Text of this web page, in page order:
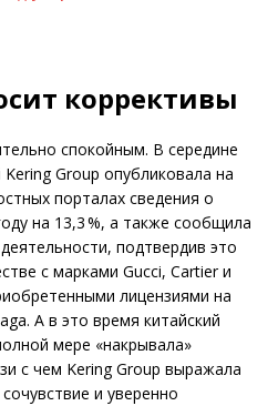
коррективы
спокойным. В середине
Group опубликовала на
порталах сведения о
на 13,3 %, а также сообщила
подтвердив это
с марками Gucci, Cartier и
лицензиями на
А в это время китайский
мере «накрывала»
с чем Kering Group выражала
и уверенно